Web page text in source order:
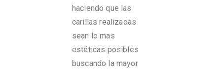
haciendo que las
carillas realizadas
sean lo mas
estéticas posibles
buscando la mayor